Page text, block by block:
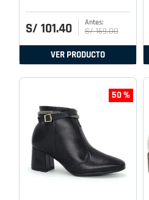
S/ 101.40 S/ 169.00
VER PRODUCTO
50 %